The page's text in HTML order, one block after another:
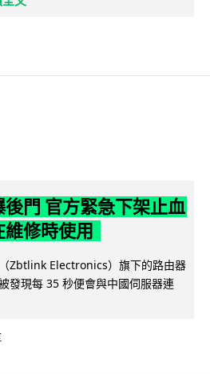
門 官方緊急下架止血
修時使用
Zbtlink Electronics）旗下的路由器
發現每 35 秒便會與中國伺服器連